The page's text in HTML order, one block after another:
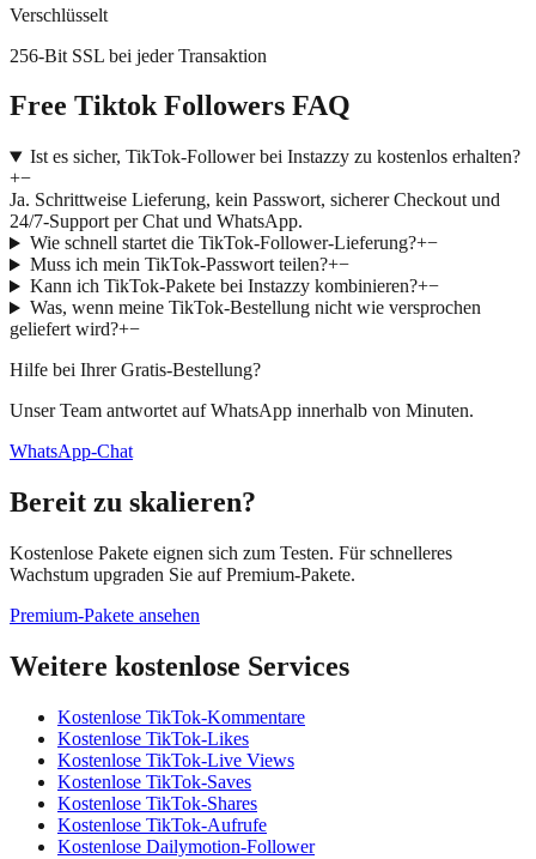
Verschlüsselt
256-Bit SSL bei jeder Transaktion
Free Tiktok Followers FAQ
Ist es sicher, TikTok-Follower bei Instazzy zu kostenlos erhalten?
+−
Ja. Schrittweise Lieferung, kein Passwort, sicherer Checkout und
24/7-Support per Chat und WhatsApp.
Wie schnell startet die TikTok-Follower-Lieferung?+−
Muss ich mein TikTok-Passwort teilen?+−
Kann ich TikTok-Pakete bei Instazzy kombinieren?+−
Was, wenn meine TikTok-Bestellung nicht wie versprochen
geliefert wird?+−
Hilfe bei Ihrer Gratis-Bestellung?
Unser Team antwortet auf WhatsApp innerhalb von Minuten.
WhatsApp-Chat
Bereit zu skalieren?
Kostenlose Pakete eignen sich zum Testen. Für schnelleres
Wachstum upgraden Sie auf Premium-Pakete.
Premium-Pakete ansehen
Weitere kostenlose Services
Kostenlose TikTok-Kommentare
Kostenlose TikTok-Likes
Kostenlose TikTok-Live Views
Kostenlose TikTok-Saves
Kostenlose TikTok-Shares
Kostenlose TikTok-Aufrufe
Kostenlose Dailymotion-Follower